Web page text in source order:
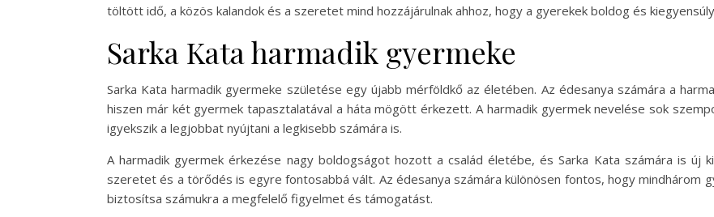
töltött idő, a közös kalandok és a szeretet mind hozzájárulnak ahhoz, hogy a gyerekek boldog és
Sarka Kata harmadik gyermeke
Sarka Kata harmadik gyermeke születése egy újabb mérföldkő az életében. Az édesanya számára a
hiszen már két gyermek tapasztalatával a háta mögött érkezett. A harmadik gyermek nevelése sok
igyekszik a legjobbat nyújtani a legkisebb számára is.
A harmadik gyermek érkezése nagy boldogságot hozott a család életébe, és Sarka Kata számára is új
szeretet és a törődés is egyre fontosabbá vált. Az édesanya számára különösen fontos, hogy mindhárom
biztosítsa számukra a megfelelő figyelmet és támogatást.